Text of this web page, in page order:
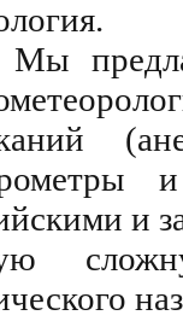
и